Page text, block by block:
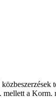
a Korm.